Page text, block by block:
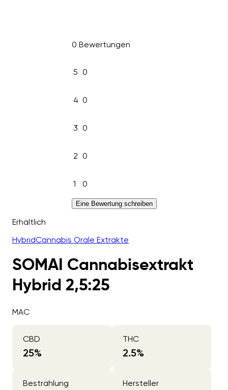
0 Bewertungen
5 0
4 0
3 0
2 0
1 0
Eine Bewertung schreiben
Erhältlich
HybridCannabis Orale Extrakte
SOMAI Cannabisextrakt
Hybrid 2,5:25
MAC
CBD
25%
THC
2.5%
Bestrahlung Hersteller